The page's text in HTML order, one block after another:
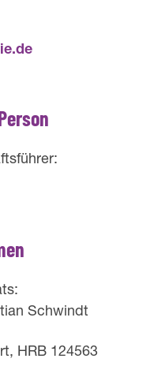
Schwindt
HRB 124563